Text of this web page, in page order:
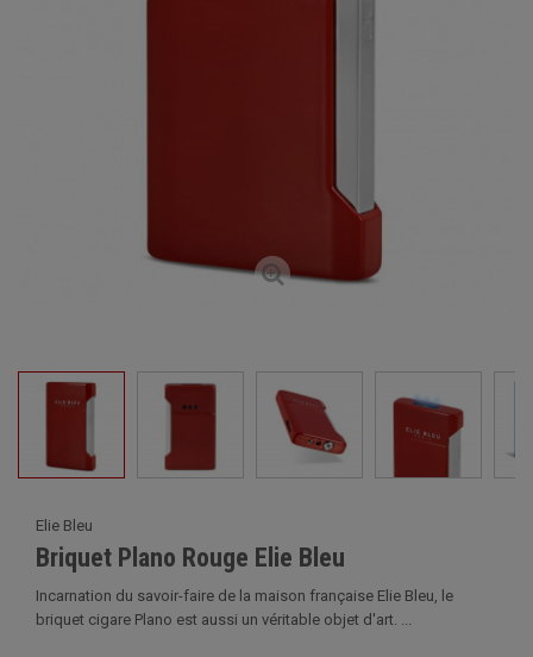
Elie Bleu
Briquet Plano Rouge Elie Bleu
Incarnation du savoir-faire de la maison française Elie Bleu, le
briquet cigare Plano est aussi un véritable objet d'art. ...